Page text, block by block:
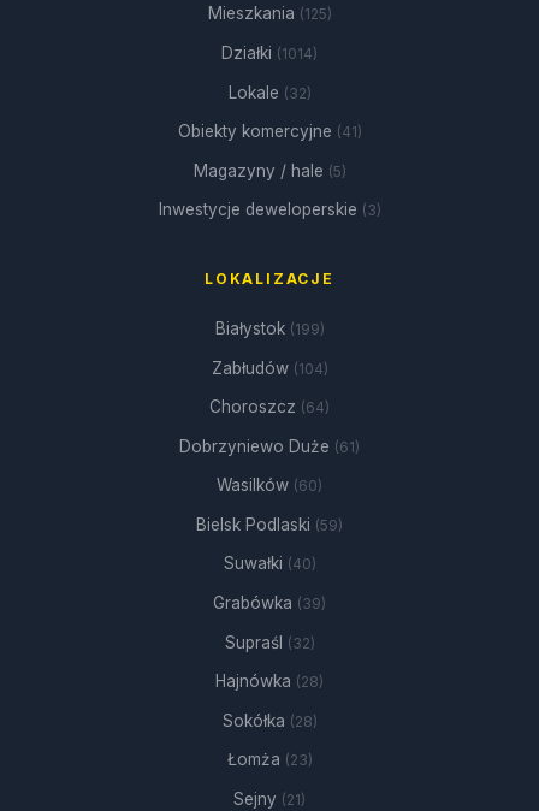
Mieszkania (125)
Działki (1014)
Lokale (32)
Obiekty komercyjne (41)
Magazyny / hale (5)
Inwestycje deweloperskie (3)
LOKALIZACJE
Białystok (199)
Zabłudów (104)
Choroszcz (64)
Dobrzyniewo Duże (61)
Wasilków (60)
Bielsk Podlaski (59)
Suwałki (40)
Grabówka (39)
Supraśl (32)
Hajnówka (28)
Sokółka (28)
Łomża (23)
Sejny (21)